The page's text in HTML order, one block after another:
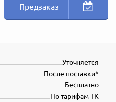
Предзаказ
Уточняется
После поставки*
Бесплатно
По тарифам ТК